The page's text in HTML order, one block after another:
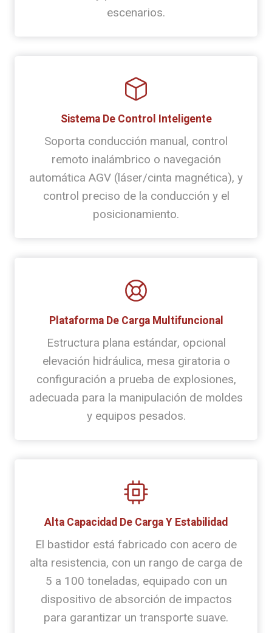
escenarios.
Sistema De Control Inteligente
Soporta conducción manual, control
remoto inalámbrico o navegación
automática AGV (láser/cinta magnética), y
control preciso de la conducción y el
posicionamiento.
Plataforma De Carga Multifuncional
Estructura plana estándar, opcional
elevación hidráulica, mesa giratoria o
configuración a prueba de explosiones,
adecuada para la manipulación de moldes
y equipos pesados.
Alta Capacidad De Carga Y Estabilidad
El bastidor está fabricado con acero de
alta resistencia, con un rango de carga de
5 a 100 toneladas, equipado con un
dispositivo de absorción de impactos
para garantizar un transporte suave.